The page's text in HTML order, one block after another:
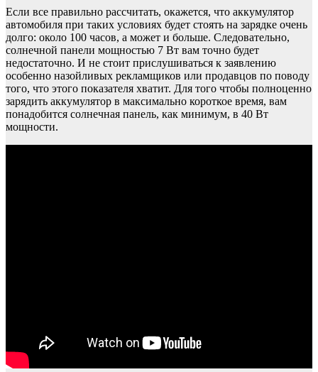
Если все правильно рассчитать, окажется, что аккумулятор
автомобиля при таких условиях будет стоять на зарядке очень
долго: около 100 часов, а может и больше. Следовательно,
солнечной панели мощностью 7 Вт вам точно будет
недостаточно. И не стоит прислушиваться к заявлению
особенно назойливых рекламщиков или продавцов по поводу
того, что этого показателя хватит. Для того чтобы полноценно
зарядить аккумулятор в максимально короткое время, вам
понадобится солнечная панель, как минимум, в 40 Вт
мощности.